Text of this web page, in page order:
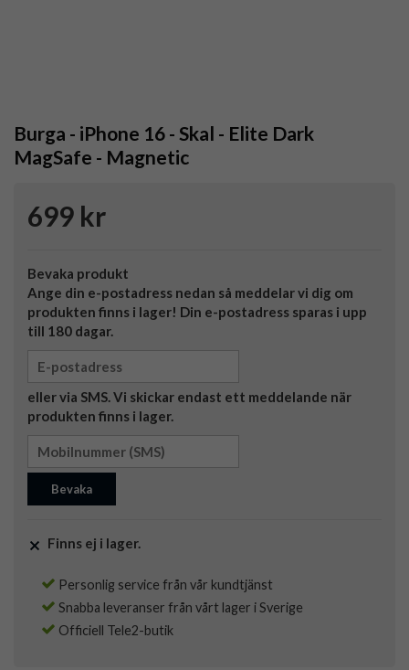
Burga - iPhone 16 - Skal - Elite Dark
MagSafe - Magnetic
699 kr
Bevaka produkt
Ange din e-postadress nedan så meddelar vi dig om
produkten finns i lager! Din e-postadress sparas i upp
till 180 dagar.
eller via SMS. Vi skickar endast ett meddelande när
produkten finns i lager.
Bevaka
Finns ej i lager.
Personlig service från vår kundtjänst
Snabba leveranser från vårt lager i Sverige
Officiell Tele2-butik